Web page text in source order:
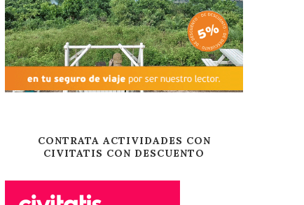
CONTRATA ACTIVIDADES CON
CIVITATIS CON DESCUENTO